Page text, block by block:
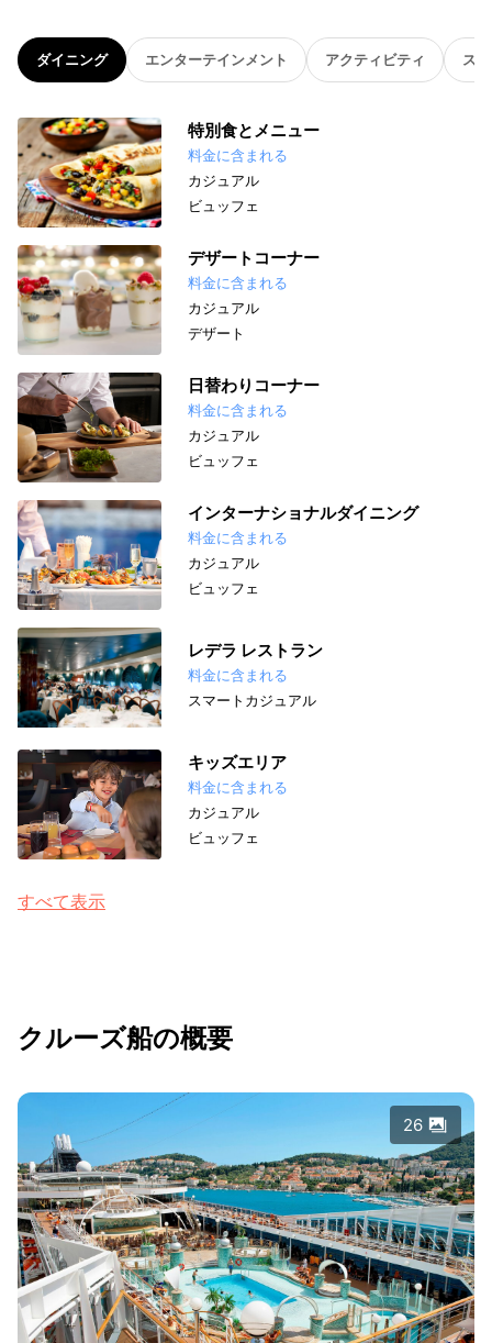
ダイニング エンターテインメント アクティビティ ス
特別食とメニュー
料金に含まれる
カジュアル
ビュッフェ
デザートコーナー
料金に含まれる
カジュアル
デザート
日替わりコーナー
料金に含まれる
カジュアル
ビュッフェ
インターナショナルダイニング
料金に含まれる
カジュアル
ビュッフェ
レデラ レストラン
料金に含まれる
スマートカジュアル
キッズエリア
料金に含まれる
カジュアル
ビュッフェ
すべて表示
クルーズ船の概要
26